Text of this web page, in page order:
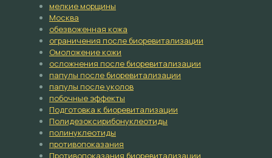
мелкие морщины
Москва
обезвоженная кожа
ограничения после биоревитализации
Омоложение кожи
осложнения после биоревитализации
папулы после биоревитализации
папулы после уколов
побочные эффекты
Подготовка к биоревитализации
Полидезоксирибонуклеотиды
полинуклеотиды
противопоказания
Противопоказания биоревитализации